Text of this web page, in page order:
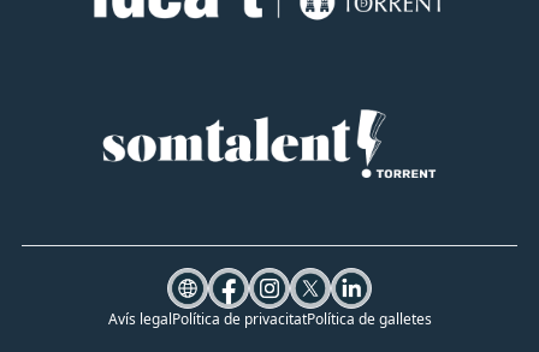
Avís legalPolítica de privacitatPolítica de galletes